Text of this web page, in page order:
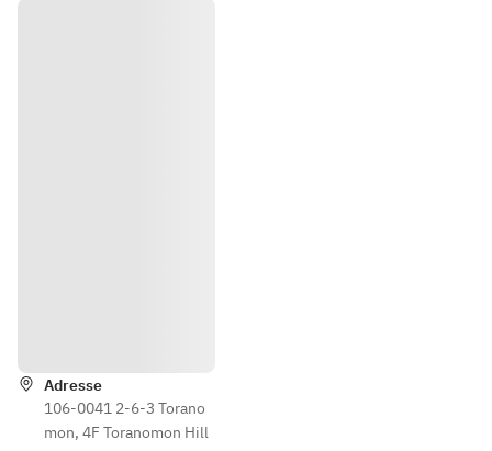
Adresse
106-0041 2-6-3 Torano
mon, 4F Toranomon Hill